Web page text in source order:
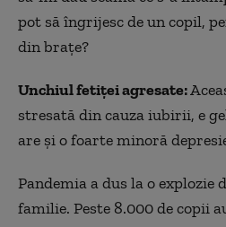
pot să îngrijesc de un copil,
din brațe?
Unchiul fetiței agresate:Ac
stresată din cauzaiubirii, e
are și o foarte minoră
Pandemia a dus la o explozie
familie. Peste 8.000 de copii